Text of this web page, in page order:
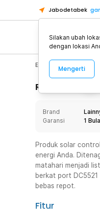
Jabodetabek
Electronic
Rincian Produk
Brand
Garansi
1
Produk solar
energi Anda.
matahari menjadi
berkat port
bebas repot.
Fitur
Silakan ubah
dengan lokasi
Mengerti